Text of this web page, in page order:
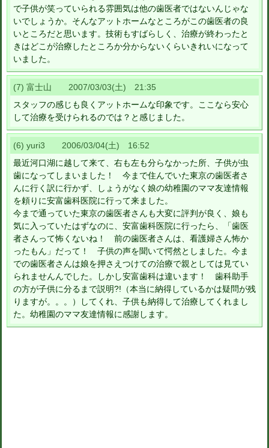
で子供が笑っていられる雰囲気は他の歯医者ではないんじゃな
いでしょうか。そんなアットホームなところがこの歯医者の良
いところだと思います。技術もすばらしく、治療が終わったと
きはどこが治療したところか分からないくらいきれいになって
いました。
(7) 富士山 2007/03/03(土) 21:35
スタッフの感じも良くアットホームな印象です。ここなら安心
して治療を受けられるのでは？と感じました。
(6) yuri3 2006/03/04(土) 16:52
最近河口湖に越して来て、右も左も分らなかった所、子供が虫
歯になってしまいました！ 今まで住んでいた東京の歯医者さ
んに行く訳に行かず、しょうがなく娘の幼稚園のママ友達情報
を頼りに安富歯科医院に行って来ました。
今まで通っていた東京の歯医者さんも大変に評判が良く、娘も
気に入っていたはずなのに、安富歯科医院に行ったら、「歯医
者さんって怖くないね！ 前の歯医者さんは、看護婦さん怖か
ったもん」だって！ 子供の声を聞いて愕然としました。今ま
での歯医者さんは娘を押さえつけての治療で親としては見てい
られませんんでした。しかし安富歯科は違います！ 歯科助手
の方が子供に分るまで説明?!（本当に納得しているかは疑問が残
りますが。。。）してくれ、子供も納得して治療してくれまし
た。幼稚園のママ友達情報に感謝します。